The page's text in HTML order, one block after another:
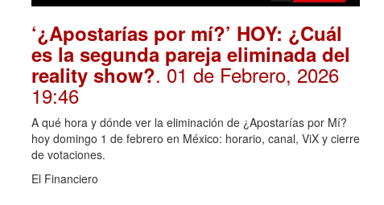
‘¿Apostarías por mí?’ HOY: ¿Cuál
es la segunda pareja eliminada del
reality show?. 01 de Febrero, 2026
19:46
A qué hora y dónde ver la eliminación de ¿Apostarías por Mí?
hoy domingo 1 de febrero en México: horario, canal, ViX y cierre
de votaciones.
El Financiero